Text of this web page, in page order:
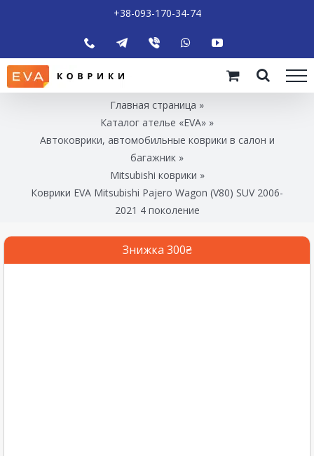
+38-093-170-34-74
Главная страница »
Каталог ателье «EVA» »
Автоковрики, автомобильные коврики в салон и
багажник »
Mitsubishi коврики »
Коврики EVA Mitsubishi Pajero Wagon (V80) SUV 2006-
2021 4 поколение
Знижка 300₴